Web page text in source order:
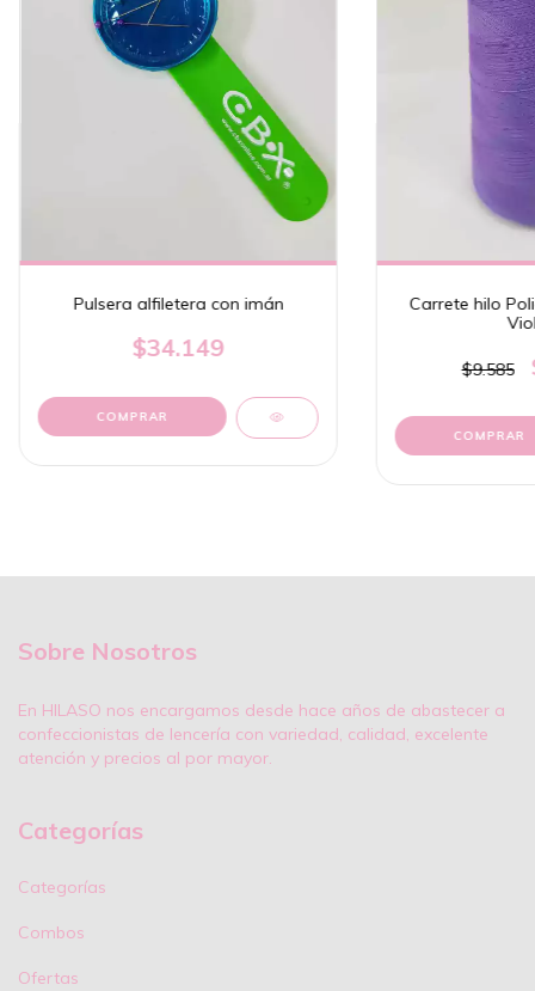
Pulsera alfiletera con imán
$34.149
Carrete hilo
$9.585
COMPRAR
Sobre Nosotros
En HILASO nos encargamos desde hace años de abastecer a
confeccionistas de lencería con variedad, calidad, excelente
atención y precios al por mayor.
Categorías
Categorías
Combos
Ofertas